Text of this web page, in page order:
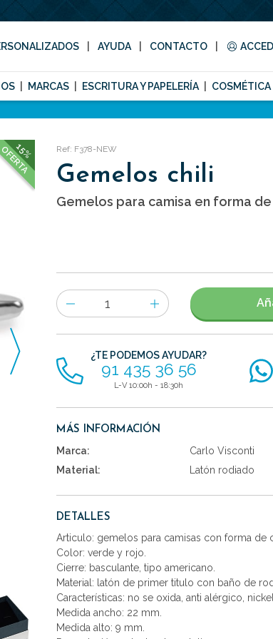
AYUDA CONTACTO
MARCAS ESCRITURA Y PAPELERÍA COSMÉTICA
15% Ref: F378-NEW
Gemelos chili
Gemelos para camisa en forma de
Número
de
artículos
¿TE PODEMOS AYUDAR?
91 435 36 56
L-V 10:00h - 18:30h
MÁS INFORMACIÓN
Marca:
Carlo Visconti
Material:
Latón rodiado
DETALLES
Articulo: gemelos para camisas con forma de
Color: verde y rojo.
Cierre: basculante, tipo americano.
Material: latón de primer titulo con baño de
Características: no se oxida, anti alérgico,
Medida ancho: 22 mm.
Medida alto: 9 mm.